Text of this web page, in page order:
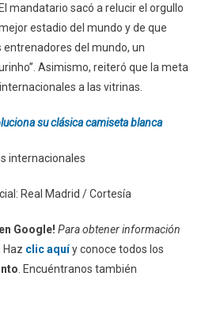
mandatario sacó a relucir el orgullo
estadio del mundo y de que
entrenadores del mundo, un
Asimismo, reiteró que la meta
a las vitrinas.
su clásica camiseta blanca
internacionales
Real Madrid / Cortesía
Google! Para obtener información
Haz clic aquíy conoce todos los
. Encuéntranos también